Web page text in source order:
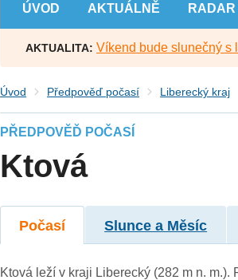
ÚVOD AKTUÁLNĚ RADAR
AKTUALITA: Víkend bude slunečný s
Úvod Předpověď počasí Liberecký kraj
PŘEDPOVĚĎ POČASÍ
Ktová
Počasí Slunce a Měsíc
Ktová leží v kraji Liberecký (282 m n.